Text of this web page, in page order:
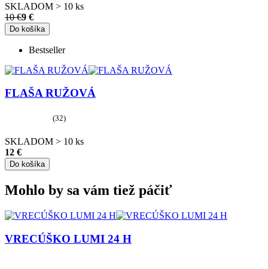
SKLADOM > 10 ks
10 €9 €
Do košíka
Bestseller
FLAŠA RUŽOVÁ
(32)
SKLADOM > 10 ks
12 €
Do košíka
Mohlo by sa vám tiež páčiť
VRECÚŠKO LUMI 24 H